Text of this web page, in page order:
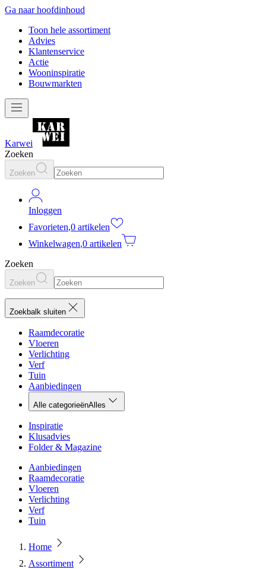
Ga naar hoofdinhoud
Toon hele assortiment
Advies
Klantenservice
Actie
Wooninspiratie
Bouwmarkten
Karwei
Zoeken
Zoeken
Inloggen
Favorieten,0 artikelen
Winkelwagen,0 artikelen
Zoeken
Zoeken
Zoekbalk sluiten
Raamdecoratie
Vloeren
Verlichting
Verf
Tuin
Aanbiedingen
Alle categorieënAlles
Inspiratie
Klusadvies
Folder & Magazine
Aanbiedingen
Raamdecoratie
Vloeren
Verlichting
Verf
Tuin
Home
Assortiment